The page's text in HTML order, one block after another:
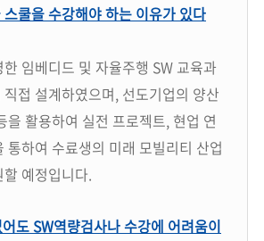
쿨을 수강해야 하는 이유가 있다
임베디드 및 자율주행 SW 교육과
접 설계하였으며, 선도기업의 양산
을 활용하여 실전 프로젝트, 현업 연
통하여 수료생의 미래 모빌리티 산업
예정입니다.
도 SW역량검사나 수강에 어려움이